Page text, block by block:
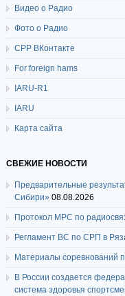
Видео о Радио
Фото о Радио
СРР ВКонтакте
For foreign hams
IARU-R1
IARU
Карта сайта
СВЕЖИЕ НОВОСТИ
Предварительные
Сибири» 08.08.2026
Протокол МРС по
Регламент ВС по СРП в
Материалы соревнований
В России создается
система здоровья